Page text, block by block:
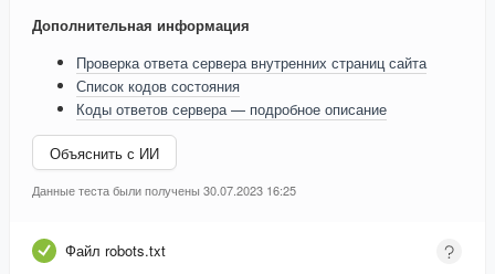
Дополнительная информация
Проверка ответа сервера внутренних страниц сайта
Список кодов состояния
Коды ответов сервера — подробное описание
Объяснить с ИИ
Данные теста были получены 30.07.2023 16:25
Файл robots.txt